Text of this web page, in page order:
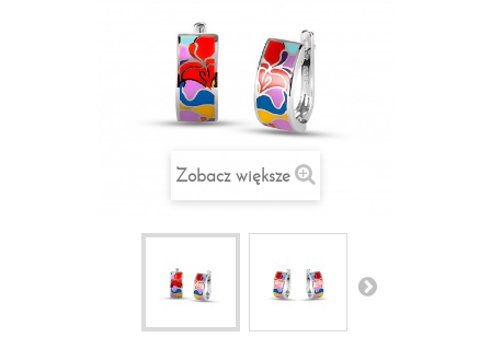
Zobacz większe